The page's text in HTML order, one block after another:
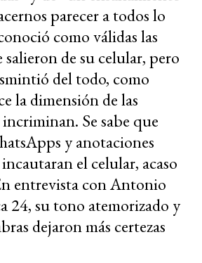
parecer a todos lo
como válidas las
de su celular, pero
del todo, como
la dimensión de las
Se sabe que
y anotaciones
el celular, acaso
entrevista con Antonio
24, su tono atemorizado y
dejaron más certezas